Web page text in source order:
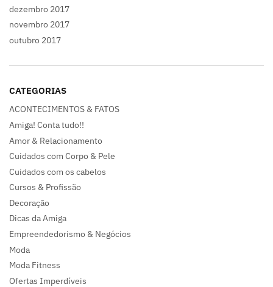
dezembro 2017
novembro 2017
outubro 2017
CATEGORIAS
ACONTECIMENTOS & FATOS
Amiga! Conta tudo!!
Amor & Relacionamento
Cuidados com Corpo & Pele
Cuidados com os cabelos
Cursos & Profissão
Decoração
Dicas da Amiga
Empreendedorismo & Negócios
Moda
Moda Fitness
Ofertas Imperdíveis